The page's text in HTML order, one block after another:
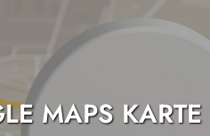
MAPS KARTE